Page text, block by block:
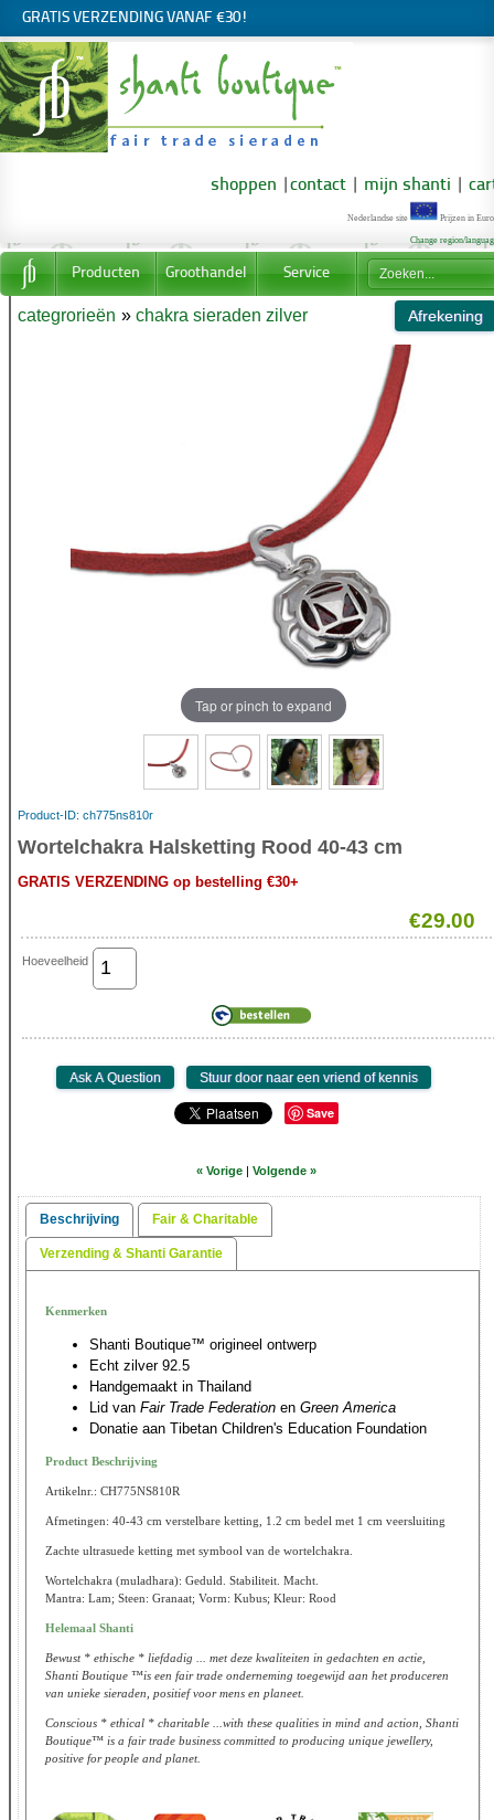
GRATIS VERZENDING VANAF €30!
shoppen contact mijn shanti
Nederlandse site Prijzen in
Change region/
Producten Groothandel Service
categrorieën » chakra sieraden zilver
Tap or pinch to expand
Product-ID ch775ns810r
Wortelchakra Halsketting Rood 40-43 cm
GRATIS VERZENDING op bestelling €30+
€29.00
Hoeveelheid
Save
« Vorige | Volgende »
Beschrijving Fair & Charitable
Verzending & Shanti Garantie
Kenmerken
Shanti Boutique™ origineel ontwerp
Echt zilver 92.5
Handgemaakt in Thailand
Lid van Fair Trade Federation en Green America
Donatie aan Tibetan Children's Education Foundation
Product Beschrijving
Artikelnr.: CH775NS810R
Afmetingen: 40-43 cm verstelbare ketting, 1.2 cm bedel met 1 cm veersluiting
Zachte ultrasuede ketting met symbool van de wortelchakra.
Wortelchakra (muladhara): Geduld. Stabiliteit. Macht.
Mantra: Lam; Steen: Granaat; Vorm: Kubus; Kleur: Rood
Helemaal Shanti
Bewust * ethische * liefdadig ... met deze kwaliteiten in gedachten en actie,
Shanti Boutique ™is een fair trade onderneming toegewijd aan het produceren
van unieke sieraden, positief voor mens en planeet.
Conscious * ethical * charitable ...with these qualities in mind and action, Shanti
Boutique™ is a fair trade business committed to producing unique jewellery,
positive for people and planet.